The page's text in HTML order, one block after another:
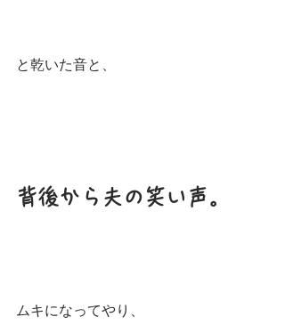
と乾いた音と、
背後から夫の笑い声。
ムキになってやり、